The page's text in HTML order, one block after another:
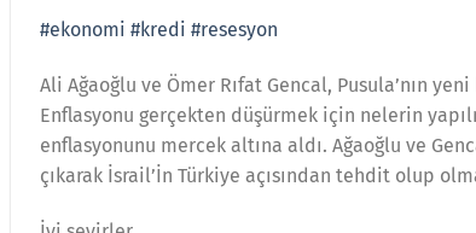
#ekonomi #kredi #resesyon
Ali Ağaoğlu ve Ömer Rıfat Gencal, Pusula’nın
Enflasyonu gerçekten düşürmek için nelerin
enflasyonunu mercek altına aldı. Ağaoğlu ve
çıkarak İsrail’İn Türkiye açısından tehdit olup